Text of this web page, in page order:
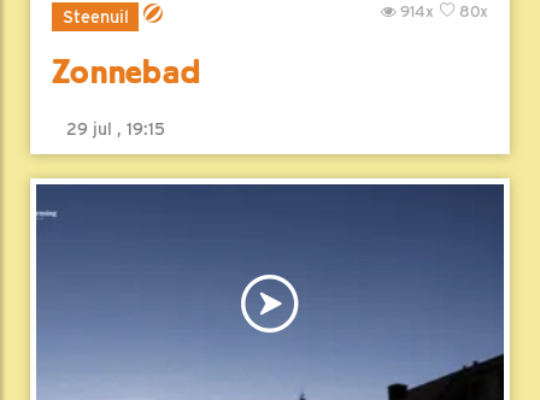
Steenuil 80x
914x
Zonnebad
29 jul , 19:15